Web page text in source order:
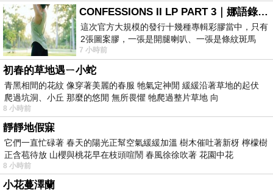
CONFESSIONS II LP PART 3｜娜語錄II LP PART 3
這次官方大規模的發行十幾種專輯彩膠當中，只有
2張圖案膠，一張是開腿喇叭、一張是條紋斑馬
版；目前官網上只剩澳洲商店AU STORE
7 小時前
初春的草地遇ㄧ小蛇
青黑相間的花紋 像穿著美麗的春服 牠氣定神閒 緩緩沿著草地的起伏
爬過坑洞、小丘 那麼的悠閒 無所畏懼 牠爬過整片草地 向
8 小時前
靜靜地假寐
它們一直忙碌著 春天的陽光正幫空氣緩緩加溫 樹木催吐著新枒 檸檬樹
正含苞待放 山櫻與桃花早在枝頭喧鬧 春風徐徐吹著 花園中花
8 小時前
小花蔓澤蘭